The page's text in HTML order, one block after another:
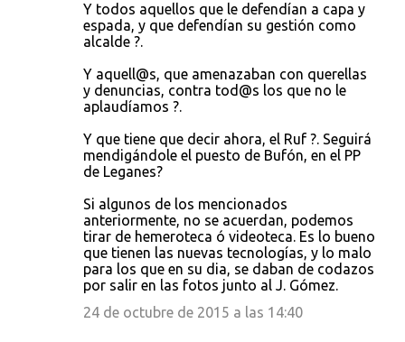
Y todos aquellos que le defendían a capa y
espada, y que defendían su gestión como
alcalde ?.
Y aquell@s, que amenazaban con querellas
y denuncias, contra tod@s los que no le
aplaudíamos ?.
Y que tiene que decir ahora, el Ruf ?. Seguirá
mendigándole el puesto de Bufón, en el PP
de Leganes?
Si algunos de los mencionados
anteriormente, no se acuerdan, podemos
tirar de hemeroteca ó videoteca. Es lo bueno
que tienen las nuevas tecnologías, y lo malo
para los que en su dia, se daban de codazos
por salir en las fotos junto al J. Gómez.
24 de octubre de 2015 a las 14:40